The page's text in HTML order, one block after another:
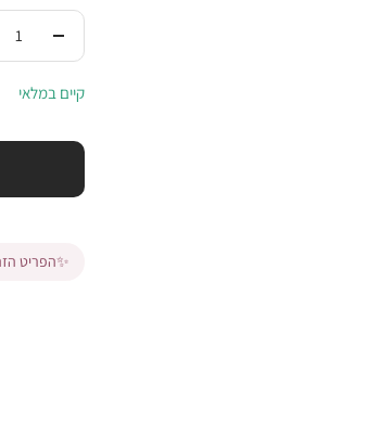
קיים במלאי
✨הפריט